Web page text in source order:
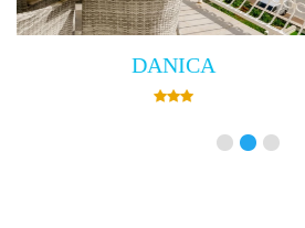
Villa Empress